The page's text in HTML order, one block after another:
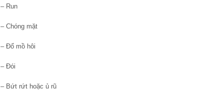
– Run
– Chóng mặt
– Đổ mồ hôi
– Đói
– Bứt rứt hoặc ủ rũ